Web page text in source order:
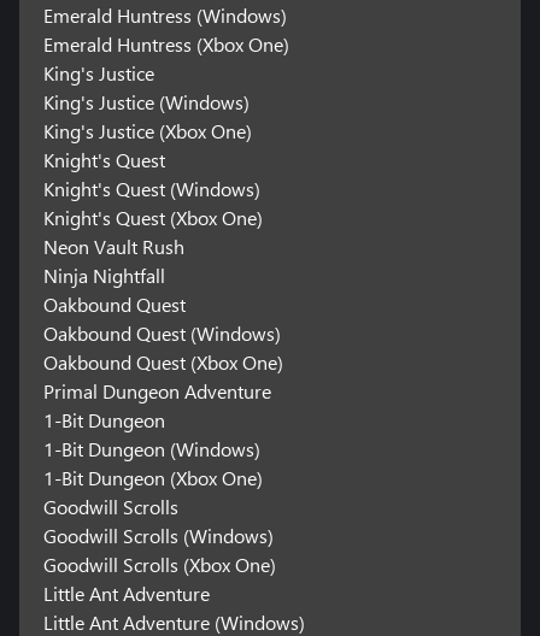
Emerald Huntress (Windows)
Emerald Huntress (Xbox One)
King's Justice
King's Justice (Windows)
King's Justice (Xbox One)
Knight's Quest
Knight's Quest (Windows)
Knight's Quest (Xbox One)
Neon Vault Rush
Ninja Nightfall
Oakbound Quest
Oakbound Quest (Windows)
Oakbound Quest (Xbox One)
Primal Dungeon Adventure
1-Bit Dungeon
1-Bit Dungeon (Windows)
1-Bit Dungeon (Xbox One)
Goodwill Scrolls
Goodwill Scrolls (Windows)
Goodwill Scrolls (Xbox One)
Little Ant Adventure
Little Ant Adventure (Windows)